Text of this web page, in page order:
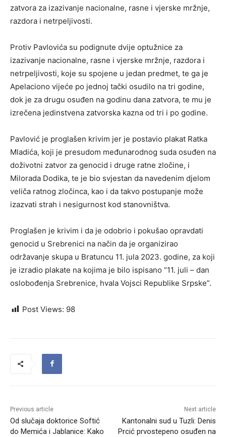
zatvora za izazivanje nacionalne, rasne i vjerske mržnje,
razdora i netrpeljivosti.
Protiv Pavlovića su podignute dvije optužnice za
izazivanje nacionalne, rasne i vjerske mržnje, razdora i
netrpeljivosti, koje su spojene u jedan predmet, te ga je
Apelaciono vijeće po jednoj tački osudilo na tri godine,
dok je za drugu osuđen na godinu dana zatvora, te mu je
izrečena jedinstvena zatvorska kazna od tri i po godine.
Pavlović je proglašen krivim jer je postavio plakat Ratka
Mladića, koji je presudom međunarodnog suda osuđen na
doživotni zatvor za genocid i druge ratne zločine, i
Milorada Dodika, te je bio svjestan da navedenim djelom
veliča ratnog zločinca, kao i da takvo postupanje može
izazvati strah i nesigurnost kod stanovništva.
Proglašen je krivim i da je odobrio i pokušao opravdati
genocid u Srebrenici na način da je organizirao
održavanje skupa u Bratuncu 11. jula 2023. godine, za koji
je izradio plakate na kojima je bilo ispisano “11. juli – dan
oslobođenja Srebrenice, hvala Vojsci Republike Srpske”.
Post Views: 98
Previous article
Od slučaja doktorice Softić
do Memića i Jablanice: Kako
Next article
Kantonalni sud u Tuzli: Denis
Prcić prvostepeno osuđen na